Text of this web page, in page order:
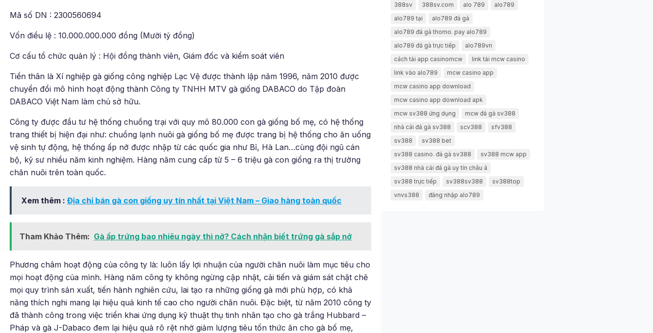
Mã số DN : 2300560694
Vốn điều lệ : 10.000.000.000 đồng (Mười tỷ đồng)
Cơ cấu tổ chức quản lý : Hội đồng thành viên, Giám đốc và kiểm soát viên
Tiền thân là Xí nghiệp gà giống công nghiệp Lạc Vệ được thành lập năm 1996, năm 2010 được
chuyển đổi mô hình hoạt động thành Công ty TNHH MTV gà giống DABACO do Tập đoàn
DABACO Việt Nam làm chủ sở hữu.
Công ty được đầu tư hệ thống chuồng trại với quy mô 80.000 con gà giống bố mẹ, có hệ thống
trang thiết bị hiện đại như: chuồng lạnh nuôi gà giống bố mẹ được trang bị hệ thống cho ăn uống
vệ sinh tự động, hệ thống ấp nở được nhập từ các quốc gia như Bỉ, Hà Lan…cùng đội ngũ cán
bộ, kỹ sư nhiều năm kinh nghiệm. Hàng năm cung cấp từ 5 – 6 triệu gà con giống ra thị trường
chăn nuôi trên toàn quốc.
Xem thêm : Địa chỉ bán gà con giống uy tín nhất tại Việt Nam – Giao hàng toàn quốc
Tham Khảo Thêm: Gà ấp trứng bao nhiêu ngày thì nở? Cách nhận biết trứng gà sắp nở
Phương châm hoạt động của công ty là: luôn lấy lợi nhuận của người chăn nuôi làm mục tiêu cho
mọi hoạt động của mình. Hàng năm công ty không ngừng cập nhật, cải tiến và giám sát chặt chẽ
mọi quy trình sản xuất, tiến hành nghiên cứu, lai tạo ra những giống gà mới phù hợp, có khả
năng thích nghi mang lại hiệu quả kinh tế cao cho người chăn nuôi. Đặc biệt, từ năm 2010 công ty
đã thành công trong việc triển khai ứng dụng kỹ thuật thụ tinh nhân tạo cho gà trắng Hubbard –
Pháp và gà J-Dabaco đem lại hiệu quả rõ rệt nhờ giảm lượng tiêu tốn thức ăn cho gà bố mẹ,
388sv 388sv.com alo 789
alo789
alo789 tại
alo789 đá gà
alo789 đá gà thomo. pay alo789
alo789 đá gà trực tiếp
alo789vn
cách tải app casinomcw
link tải mcw casino
link vào alo789
mcw casino app
mcw casino app download
mcw casino app download apk
mcw sv388 ứng dụng
mcw đá gà sv388
nhà cái đá gà sv388
scv388
sfv388
sv388
sv388 bet
sv388 casino. đá gà sv388
sv388 mcw app
sv388 nhà cái đá gà uy tín châu á
sv388 trực tiếp
sv388sv388
sv388top
vnvs388
đăng nhập alo789